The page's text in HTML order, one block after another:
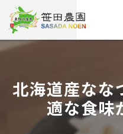
北海道産な
適な食味